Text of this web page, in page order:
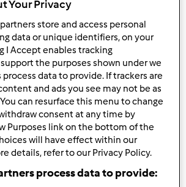
Última entrada
Your Privacy
partners store and access personal
data or unique identifiers, on your
I Accept enables tracking
the purposes shown under we
data to provide. If trackers are
and ads you see may not be as
can resurface this menu to change
consent at any time by
Purposes link on the bottom of the
will have effect within our
details, refer to our Privacy Policy.
process data to provide: